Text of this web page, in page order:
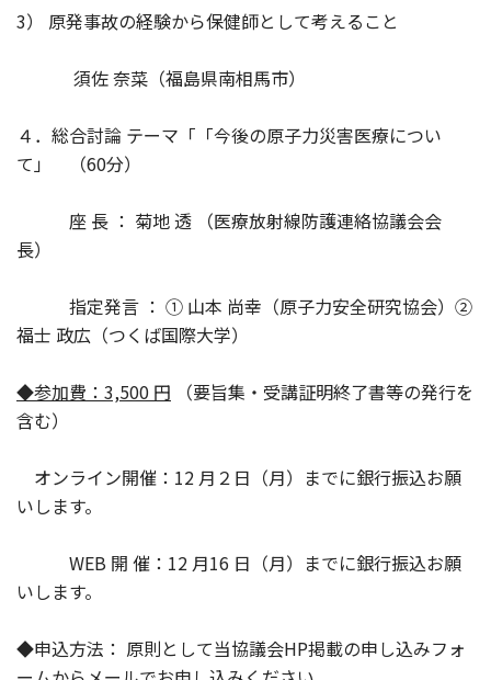
3） 原発事故の経験から保健師として考えること
須佐 奈菜（福島県南相馬市）
４．総合討論 テーマ「「今後の原子力災害医療につい
て」 （60分）
座 長 ： 菊地 透 （医療放射線防護連絡協議会会
長）
指定発言 ： ① 山本 尚幸（原子力安全研究協会）②
福士 政広（つくば国際大学）
◆参加費：3,500 円 （要旨集・受講証明終了書等の発行を
含む）
オンライン開催：12 月２日（月）までに銀行振込お願
いします。
WEB 開 催：12 月16 日（月）までに銀行振込お願
いします。
◆申込方法： 原則として当協議会HP掲載の申し込みフォ